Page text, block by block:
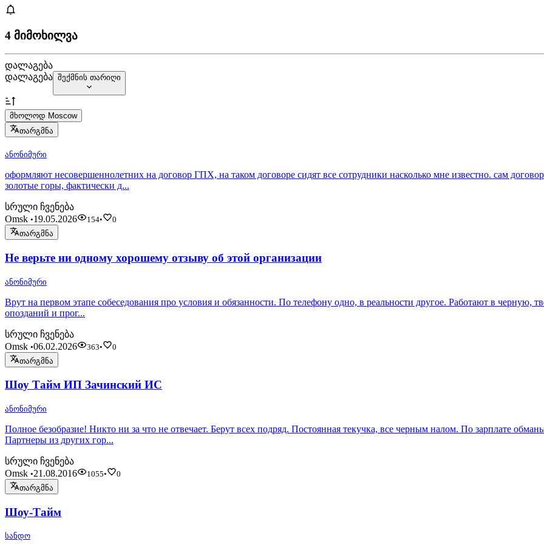
4 მიმოხილვა
დალაგება
დალაგება შექმნის თარიღი
მხოლოდ Moscow
თარგმნა
ანონიმური
оформляют несовершеннолетних на договор ГПХ, на таком договоре сидят все сотрудники насколько мне известно. сам
золотые горы, фактически д...
სრული ჩვენება
Omsk •19.05.2026 154•
0
თარგმნა
Не верьте ни одному хорошему отзыву об этой организации
ანონიმური
Врут на первом этапе собеседования про условия и обязанности. По телефону одно, в реальности другое. Работают в черную,
опозданий и прог...
სრული ჩვენება
Omsk •06.02.2026 363•
0
თარგმნა
Шоу Тайм ИП Зачинский ИС
ანონიმური
Полное безобразие! Никто ни за что не отвечает. Берут всех подряд. Постоянная текучка, все черным налом. По зарплате
Партнеры из других гор...
სრული ჩვენება
Omsk •21.08.2016 1055•
0
თარგმნა
Шоу-Тайм
სანდო